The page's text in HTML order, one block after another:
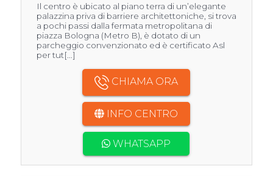
Il centro è ubicato al piano terra di un’elegante
palazzina priva di barriere architettoniche, si trova
a pochi passi dalla fermata metropolitana di
piazza Bologna (Metro B), è dotato di un
parcheggio convenzionato ed è certificato Asl
per tut[...]
CHIAMA ORA
INFO CENTRO
WHATSAPP